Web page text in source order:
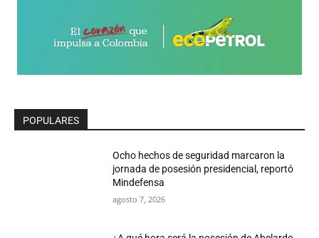
POPULARES
Ocho hechos de seguridad marcaron la
jornada de posesión presidencial, reportó
Mindefensa
agosto 7, 2026